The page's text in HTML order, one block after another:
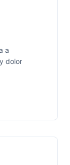
a
dolor